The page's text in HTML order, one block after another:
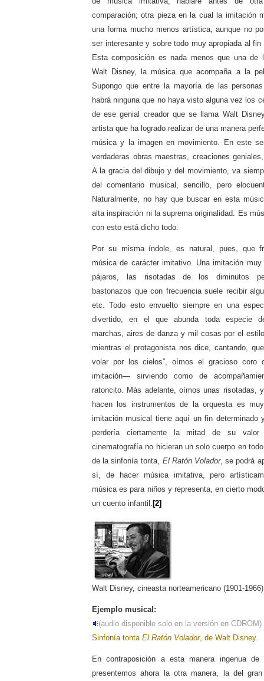
comparación; otra pieza en la cual la imitación
una forma mucho menos artística, aunque no
ser interesante y sobre todo muy apropiada al
Esta composición es nada menos que una de
Walt Disney, la música que acompaña a la
Supongo que entre la mayoría de las
habrá ninguna que no haya visto alguna vez los
de ese genial creador que se llama Walt
artista que ha logrado realizar de una manera
música y la imagen en movimiento. En este
verdaderas obras maestras, creaciones
A la gracia del dibujo y del movimiento, va
del comentario musical, sencillo, pero
Naturalmente, no hay que buscar en esta
alta inspiración ni la suprema originalidad. Es
con esto está dicho todo.
Por su misma índole, es natural, pues, que
música de carácter imitativo. Una imitación
pájaros, las risotadas de los diminutos
bastonazos que con frecuencia suele recibir
etc. Todo esto envuelto siempre en una
divertido, en el que abunda toda especie
marchas, aires de danza y mil cosas por el
mientras el protagonista nos dice, cantando,
volar por los cielos”, oímos el gracioso coro
imitación— sirviendo como de
ratoncito. Más adelante, oímos unas risotadas,
hacen los instrumentos de la orquesta es
imitación musical tiene aquí un fin determinado
perdería ciertamente la mitad de su
cinematografía no hicieran un solo cuerpo en
de la sinfonía tonta, El Ratón Volador, se podrá
sí, de hacer música imitativa, pero
música es para niños y representa, en cierto
un cuento infantil. [2]
Walt Disney, cineasta norteamericano (1901-1966)
Ejemplo musical:
(audio disponible solo en la versión en CDROM)
Sinfonía tonta El Ratón Volador, de Walt Disney.
En contraposición a esta manera ingenua
presentemos ahora la otra manera, la del